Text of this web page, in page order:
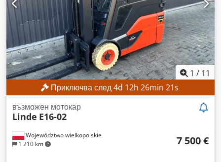
повдигане Зарядно устройство Външна референтна
информация: SL1145SP
1 / 11
Приключва след4d 12h 26min 18s
Województwo wielkopolskie
1 210 km
възможен мотокар
Linde E16-02
7 500 €